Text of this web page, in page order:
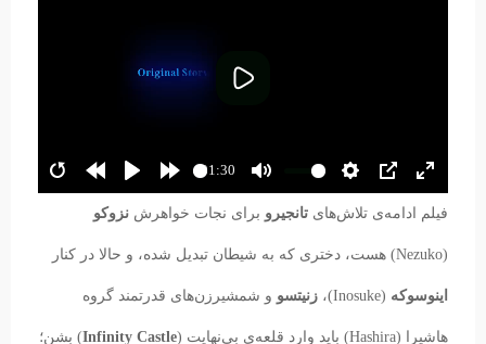
01:30
پخش
فیلم ادامه‌ی تلاش‌های تانجیرو برای نجات خواهرش نزوکو
(Nezuko) هست، دختری که به شیطان تبدیل شده، و حالا در کنار
اینوسوکه (Inosuke)، زنیتسو و شمشیرزن‌های قدرتمند گروه
هاشیرا (Hashira) باید وارد قلعه‌ی بی‌نهایت ( Infinity Castle) بشن؛